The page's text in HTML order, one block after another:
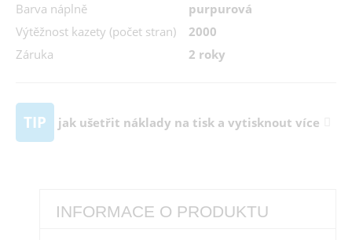
Barva náplně
purpurová
Výtěžnost kazety (počet stran)
2000
Záruka
2 roky
TIP jak ušetřit náklady na tisk a vytisknout více
INFORMACE O PRODUKTU